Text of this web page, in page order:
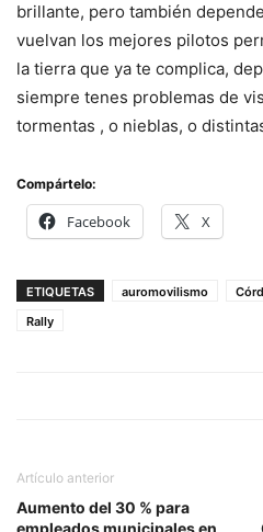
brillante, pero también
vuelvan los mejores pilotos
la tierra que ya te complica,
siempre tenes problemas de
tormentas , o nieblas, o
Compártelo:
Facebook X
ETIQUETAS auromovilismo
Rally
Artículo anterior
Aumento del 30 % para
empleados municipales en